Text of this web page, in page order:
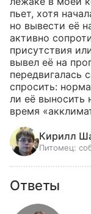
пьет, хотя
но вывести её
активно
присутствия
вывел её на
передвигалась
спросить:
ли её выносить
время
Кирилл
Питомец:
Ответы